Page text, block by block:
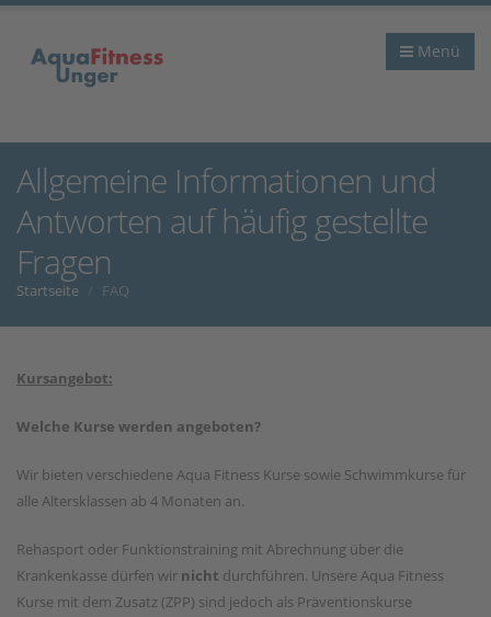
Menü
Allgemeine Informationen und
Antworten auf häufig gestellte
Fragen
Startseite FAQ
Kursangebot:
Welche Kurse werden angeboten?
Wir bieten verschiedene Aqua Fitness Kurse sowie Schwimmkurse für
alle Altersklassen ab 4 Monaten an.
Rehasport oder Funktionstraining mit Abrechnung über die
Krankenkasse dürfen wir nicht durchführen. Unsere Aqua Fitness
Kurse mit dem Zusatz (ZPP) sind jedoch als Präventionskurse